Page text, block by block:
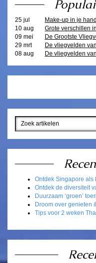
25 jul
Make-up in je
10 aug
Grote verschillen
09 mei
De Grootste
29 mrt
De vliegvelden
08 aug
De vliegvelden
Ontdek Singapore als
Ontdek de diversiteit
Duurzaam ‘groen’
Droom over genieten
Tips voor 2 weken